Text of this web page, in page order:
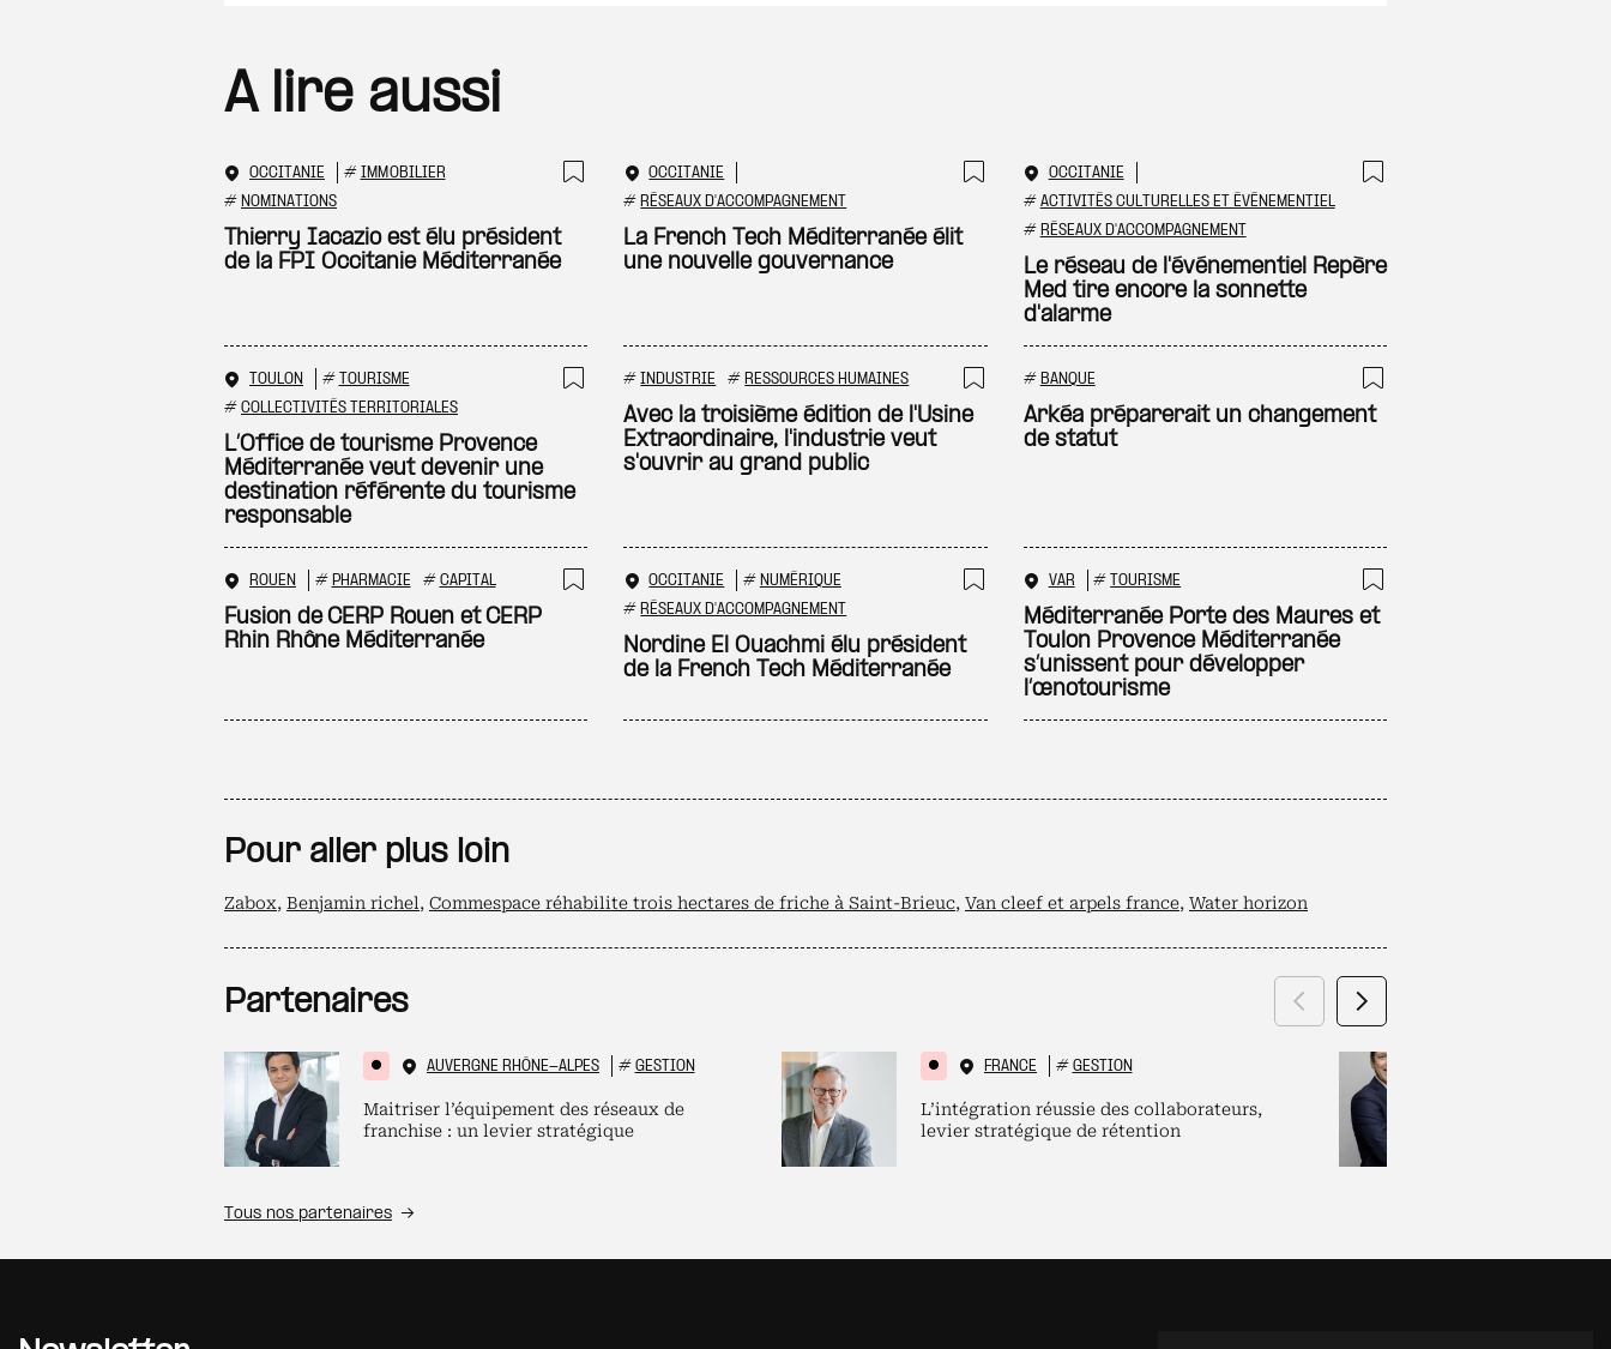
A lire aussi
OCCITANIE # IMMOBILIER
# NOMINATIONS Ajouter à ma sélection
Thierry Iacazio est élu président
de la FPI Occitanie Méditerranée
OCCITANIE
#RÉSEAUX D'ACCOMPAGNEMENT Ajouter à ma sélection
La French Tech Méditerranée élit
une nouvelle gouvernance
OCCITANIE
# ACTIVITÉS CULTURELLES ET ÉVÉNEMENTIEL
# RÉSEAUX D'ACCOMPAGNEMENT
Le réseau de l'événementiel Repère
Med tire encore la sonnette
d'alarme
TOULON # TOURISME
# COLLECTIVITÉS TERRITORIALES Ajouter à ma sélection
L’Office de tourisme Provence
Méditerranée veut devenir une
destination référente du tourisme
responsable
#INDUSTRIE #RESSOURCES HUMAINES
Ajouter à ma sélection
Avec la troisième édition de l'Usine
Extraordinaire, l'industrie veut
s'ouvrir au grand public
# BANQUE
Ajouter à ma
Arkéa préparerait un changement
de statut
ROUEN # PHARMACIE # CAPITAL
Ajouter à ma sélection
Fusion de CERP Rouen et CERP
Rhin Rhône Méditerranée
OCCITANIE # NUMÉRIQUE
#RÉSEAUX D'ACCOMPAGNEMENT Ajouter à ma sélection
Nordine El Ouachmi élu président
de la French Tech Méditerranée
VAR # TOURISME
Ajouter à ma
Méditerranée Porte des Maures et
Toulon Provence Méditerranée
s’unissent pour développer
l’œnotourisme
Pour aller plus loin
Zabox, Benjamin richel, Commespace réhabilite trois hectares de friche à Saint-Brieuc, Van cleef et arpels france, Water horizon
Partenaires
AUVERGNE RHÔNE-ALPES # GESTION
Maitriser l’équipement des réseaux de
franchise : un levier stratégique
FRANCE # GESTION
L’intégration réussie des collaborateurs,
levier stratégique de rétention
Précédent
Suivant
Tous nos partenaires